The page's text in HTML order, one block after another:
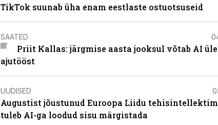
TikTok suunab üha enam eestlaste ostuotsuseid
SAATED
Priit Kallas: järgmise aasta jooksul võtab AI üle
ajutööst
UUDISED
Augustist jõustunud Euroopa Liidu
tuleb AI-ga loodud sisu märgistada